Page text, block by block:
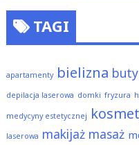
TAGI
apartamenty bielizna buty
depilacja laserowa domki fryzura
medycyny estetycznej
laserowa makijaż masaż